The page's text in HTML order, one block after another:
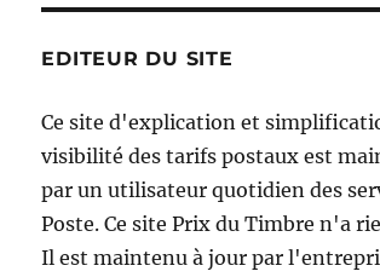
EDITEUR DU SITE
Ce site d'explication et
visibilité des tarifs postaux est
par un utilisateur quotidien des
Poste. Ce site Prix du Timbre n'a
Il est maintenu à jour par